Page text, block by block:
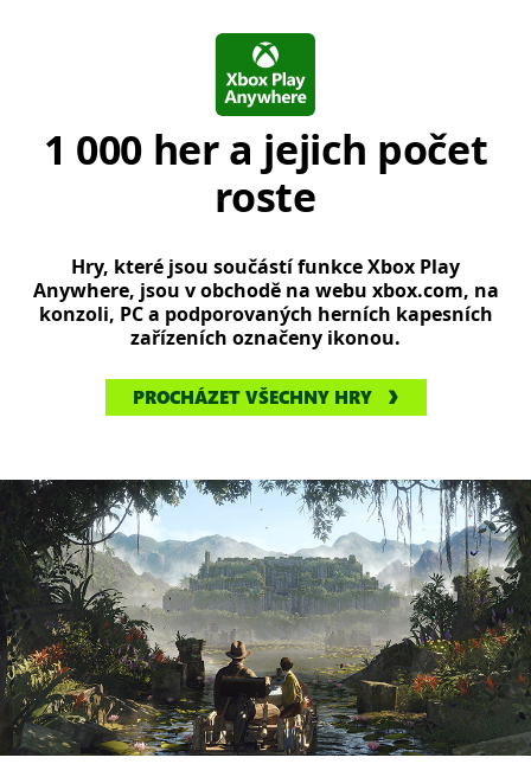
1 000 her a jejich počet
roste
Hry, které jsou součástí funkce Xbox Play
Anywhere, jsou v obchodě na webu xbox.com, na
konzoli, PC a podporovaných herních kapesních
zařízeních označeny ikonou.
PROCHÁZET VŠECHNY HRY